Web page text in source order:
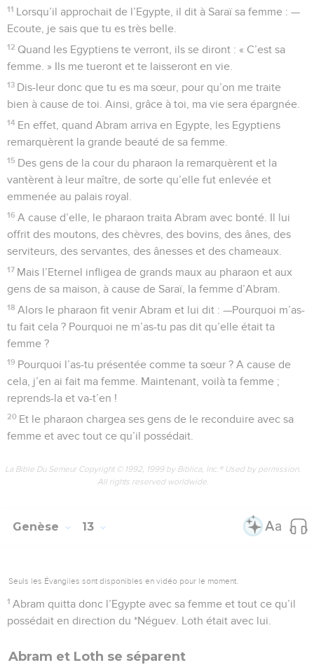
11 Lorsqu’il approchait de l’Egypte, il dit à Saraï sa femme : —
Ecoute, je sais que tu es très belle.
12 Quand les Egyptiens te verront, ils se diront : « C’est sa
femme. » Ils me tueront et te laisseront en vie.
13 Dis-leur donc que tu es ma sœur, pour qu’on me traite
bien à cause de toi. Ainsi, grâce à toi, ma vie sera épargnée.
14 En effet, quand Abram arriva en Egypte, les Egyptiens
remarquèrent la grande beauté de sa femme.
15 Des gens de la cour du pharaon la remarquèrent et la
vantèrent à leur maître, de sorte qu’elle fut enlevée et
emmenée au palais royal.
16 A cause d’elle, le pharaon traita Abram avec bonté. Il lui
offrit des moutons, des chèvres, des bovins, des ânes, des
serviteurs, des servantes, des ânesses et des chameaux.
17 Mais l’Eternel infligea de grands maux au pharaon et aux
gens de sa maison, à cause de Saraï, la femme d’Abram.
18 Alors le pharaon fit venir Abram et lui dit : —Pourquoi m’as-
tu fait cela ? Pourquoi ne m’as-tu pas dit qu’elle était ta
femme ?
19 Pourquoi l’as-tu présentée comme ta sœur ? A cause de
cela, j’en ai fait ma femme. Maintenant, voilà ta femme ;
reprends-la et va-t’en !
20 Et le pharaon chargea ses gens de le reconduire avec sa
femme et avec tout ce qu’il possédait.
La Bible Du Semeur Copyright © 1992, 1999 by Biblica, Inc.® Used by permission.
All rights reserved worldwide.
Genèse 13
Seuls les Évangiles sont disponibles en vidéo pour le moment.
1 Abram quitta donc l’Egypte avec sa femme et tout ce qu’il
possédait en direction du *Néguev. Loth était avec lui.
Abram et Loth se séparent